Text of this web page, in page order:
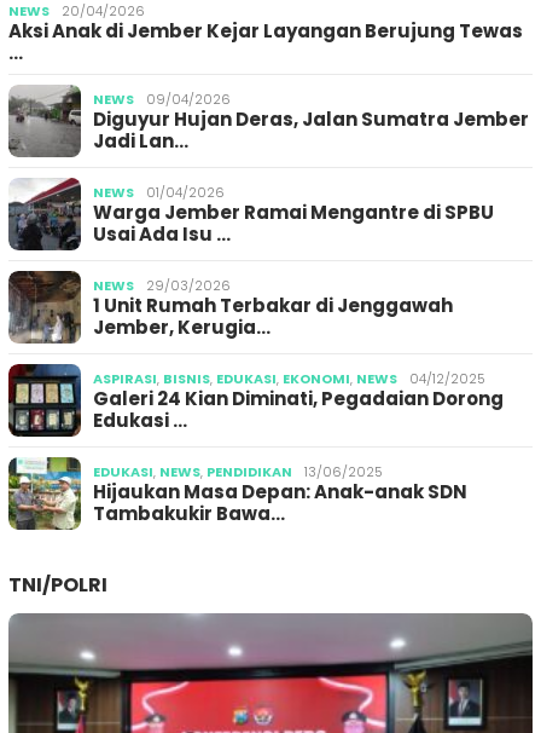
NEWS 20/04/2026
Aksi Anak di Jember Kejar Layangan Berujung Tewas
…
NEWS 09/04/2026
Diguyur Hujan Deras, Jalan Sumatra Jember
Jadi Lan…
NEWS 01/04/2026
Warga Jember Ramai Mengantre di SPBU
Usai Ada Isu …
NEWS 29/03/2026
1 Unit Rumah Terbakar di Jenggawah
Jember, Kerugia…
ASPIRASI, BISNIS, EDUKASI, EKONOMI, NEWS 04/12/2025
Galeri 24 Kian Diminati, Pegadaian Dorong
Edukasi …
EDUKASI, NEWS, PENDIDIKAN 13/06/2025
Hijaukan Masa Depan: Anak-anak SDN
Tambakukir Bawa…
TNI/POLRI